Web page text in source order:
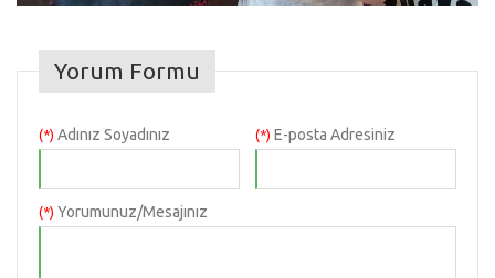
Yorum Formu
(*) Adınız Soyadınız (*) E-posta Adresiniz
(*) Yorumunuz/Mesajınız